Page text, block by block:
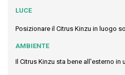
LUCE
Posizionare il Citrus Kinzu in luogo
AMBIENTE
Il Citrus Kinzu sta bene all'esterno in